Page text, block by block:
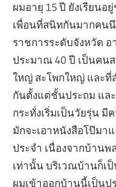
ผมอายุ 15 ปี ยังเรียน
เพื่อนที่สนิทกันมากคน
ราชการระดับจังหวัด
ประมาณ 40 ปี เป็นคน
ใหญ่ สะโพกใหญ่ และที่
กันตั้งแต่ชั้นประถม แล
กระทั่งเริ่มเป็นวัยรุ่น มี
มักจะเอาหนังสือโป๊มา
ประจำ เนื่องจากบ้าน
เท่านั้น บริเวณบ้านก็เ
ผมเข้าออกบ้านนี้เป็นป